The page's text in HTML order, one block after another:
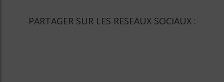
PARTAGER SUR LES RESEAUX SOCIAUX :